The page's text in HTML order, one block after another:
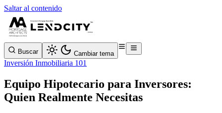
Saltar al contenido
Buscar Cambiar tema
Inversión Inmobiliaria 101
Equipo Hipotecario para Inversores:
Quien Realmente Necesitas